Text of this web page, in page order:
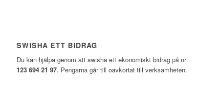
SWISHA ETT BIDRAG
Du kan hjälpa genom att swisha ett ekonomiskt bidrag på nr
123 694 21 97. Pengarna går till oavkortat till verksamheten.